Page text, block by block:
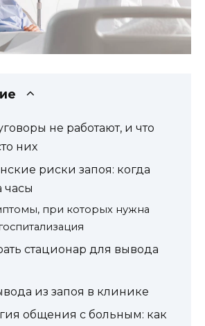
не работают, и что
них
риски запоя: когда
часы
при которых нужна
стационар для вывода
из запоя в клинике
общения с больным: как